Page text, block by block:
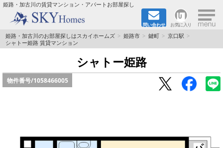
姫路・加古川の賃貸マンション・アパートお部屋探し
問い合わせ お気に入り ×
TOPページ
都市ガス·オール電化
☆新築物件☆
姫路・加古川のお部屋探しはスカイホームズ 姫路市 鍵町
京口駅
シャトー姫路 賃貸マンション
シャトー姫路
物件番号/1058466005